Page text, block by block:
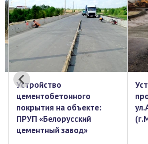
Устройство бетонных
проездов на пересечении
ул.Алибегова и ул. Я.Брыля
(г.Минск)